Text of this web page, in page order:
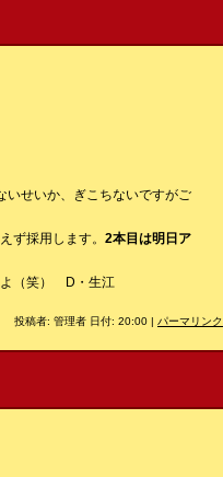
いせいか、ぎこちないですがご
ず採用します。 2本目は明日ア
よ（笑） D・生江
投稿者: 管理者 日付: 20:00 | パーマリンク